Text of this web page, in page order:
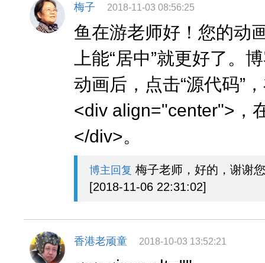
梅子 2018-11-03 08:56:25
鱼在游老师好！您的动
上能“居中”就更好了。
动画后，点击“源代码”
<div align="center">，
</div>。
博主回复 梅子老师，好的，谢谢
[2018-11-06 22:31:02]
香港老顽童 2018-10-03 13:52:21